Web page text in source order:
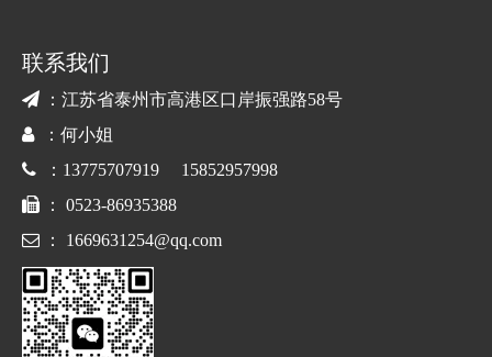
联系我们
 ：江苏省泰州市高港区口岸振强路58号
：何小姐
 ：13775707919 15852957998
 ： 0523-86935388
 ： 1669631254@qq.com